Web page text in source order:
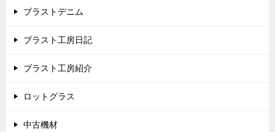
ブラストデニム
ブラスト工房日記
ブラスト工房紹介
ロットグラス
中古機材